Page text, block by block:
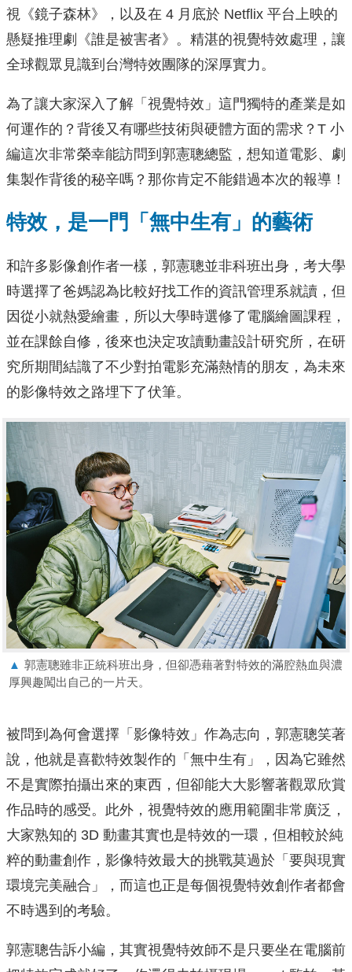
視《鏡子森林》，以及在 4 月底於 Netflix 平台上映的
懸疑推理劇《誰是被害者》。精湛的視覺特效處理，讓
全球觀眾見識到台灣特效團隊的深厚實力。
為了讓大家深入了解「視覺特效」這門獨特的產業是如
何運作的？背後又有哪些技術與硬體方面的需求？T 小
編這次非常榮幸能訪問到郭憲聰總監，想知道電影、劇
集製作背後的秘辛嗎？那你肯定不能錯過本次的報導！
特效，是一門「無中生有」的藝術
和許多影像創作者一樣，郭憲聰並非科班出身，考大學
時選擇了爸媽認為比較好找工作的資訊管理系就讀，但
因從小就熱愛繪畫，所以大學時選修了電腦繪圖課程，
並在課餘自修，後來也決定攻讀動畫設計研究所，在研
究所期間結識了不少對拍電影充滿熱情的朋友，為未來
的影像特效之路埋下了伏筆。
▲ 郭憲聰雖非正統科班出身，但卻憑藉著對特效的滿腔熱血與濃
厚興趣闖出自己的一片天。
被問到為何會選擇「影像特效」作為志向，郭憲聰笑著
說，他就是喜歡特效製作的「無中生有」，因為它雖然
不是實際拍攝出來的東西，但卻能大大影響著觀眾欣賞
作品時的感受。此外，視覺特效的應用範圍非常廣泛，
大家熟知的 3D 動畫其實也是特效的一環，但相較於純
粹的動畫創作，影像特效最大的挑戰莫過於「要與現實
環境完美融合」，而這也正是每個視覺特效創作者都會
不時遇到的考驗。
郭憲聰告訴小編，其實視覺特效師不是只要坐在電腦前